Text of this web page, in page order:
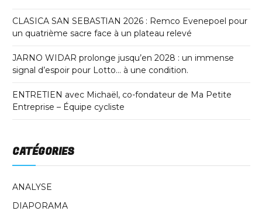
CLASICA SAN SEBASTIAN 2026 : Remco Evenepoel pour
un quatrième sacre face à un plateau relevé
JARNO WIDAR prolonge jusqu’en 2028 : un immense
signal d’espoir pour Lotto… à une condition.
ENTRETIEN avec Michaël, co-fondateur de Ma Petite
Entreprise – Équipe cycliste
CATÉGORIES
ANALYSE
DIAPORAMA